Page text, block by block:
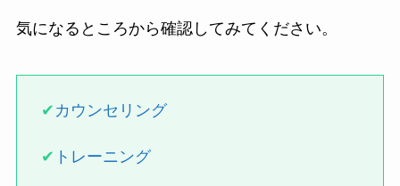
気になるところから確認してみてください。
✔ カウンセリング
✔ トレーニング